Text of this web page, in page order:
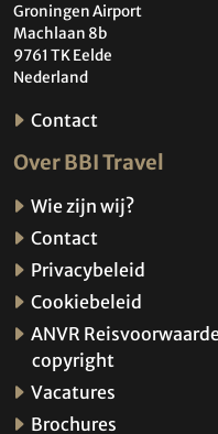
Groningen Airport
Machlaan 8b
9761 TK Eelde
Nederland
Contact
Over BBI Travel
Wie zijn wij?
Contact
Privacybeleid
Cookiebeleid
ANVR
copyright
Vacatures
Brochures